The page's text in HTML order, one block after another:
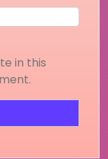
in this